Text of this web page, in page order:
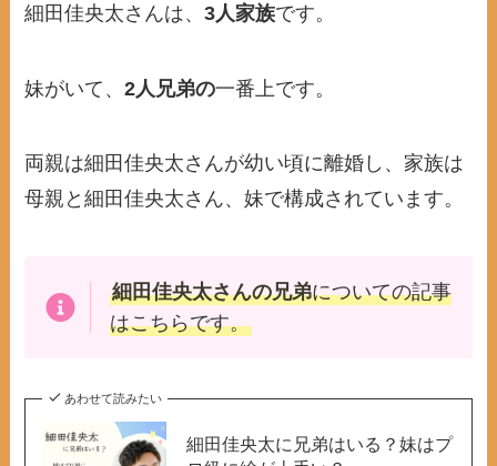
細田佳央太さんは、3人家族です。
妹がいて、2人兄弟の一番上です。
両親は細田佳央太さんが幼い頃に離婚し、家族は
母親と細田佳央太さん、妹で構成されています。
細田佳央太さんの兄弟についての記事
はこちらです。
あわせて読みたい
細田佳央太に兄弟はいる？妹はプ